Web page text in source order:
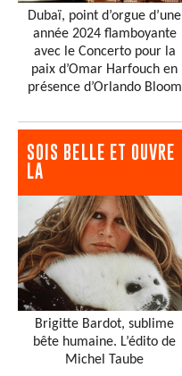
Dubaï, point d’orgue d’une
année 2024 flamboyante
avec le Concerto pour la
paix d’Omar Harfouch en
présence d’Orlando Bloom
SOIS BELLE ET OUVRE
LA
Brigitte Bardot, sublime
bête humaine. L’édito de
Michel Taube